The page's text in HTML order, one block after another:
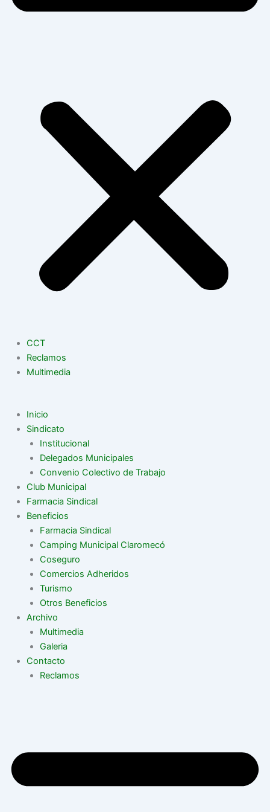
CCT
Reclamos
Multimedia
Inicio
Sindicato
Institucional
Delegados Municipales
Convenio Colectivo de Trabajo
Club Municipal
Farmacia Sindical
Beneficios
Farmacia Sindical
Camping Municipal Claromecó
Coseguro
Comercios Adheridos
Turismo
Otros Beneficios
Archivo
Multimedia
Galeria
Contacto
Reclamos